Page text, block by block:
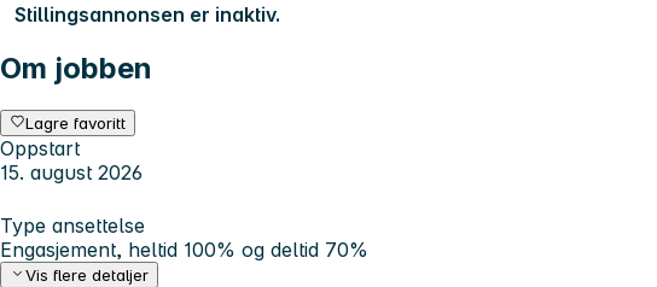
Stillingsannonsen er inaktiv.
Om jobben
Lagre favoritt
Oppstart
15. august 2026
Type ansettelse
Engasjement, heltid 100% og deltid 70%
Vis flere detaljer